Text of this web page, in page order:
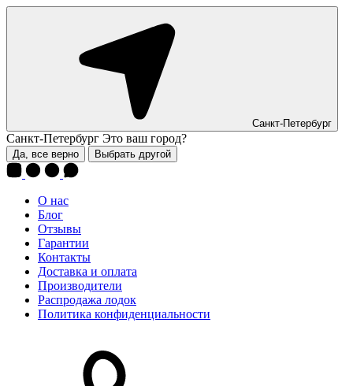
Санкт-Петербург
Санкт-Петербург Это ваш город?
Да, все верно Выбрать другой
О нас
Блог
Отзывы
Гарантии
Контакты
Доставка и оплата
Производители
Распродажа лодок
Политика конфиденциальности